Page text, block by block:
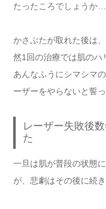
たったころでしょうか
かさぶたが取れた後は
然1回の治療では肌のハ
あんなふうにシマシマ
ーザーをやらないと誓
レーザー失敗後
た
一旦は肌が普段の状態
が、悲劇はその後に続き